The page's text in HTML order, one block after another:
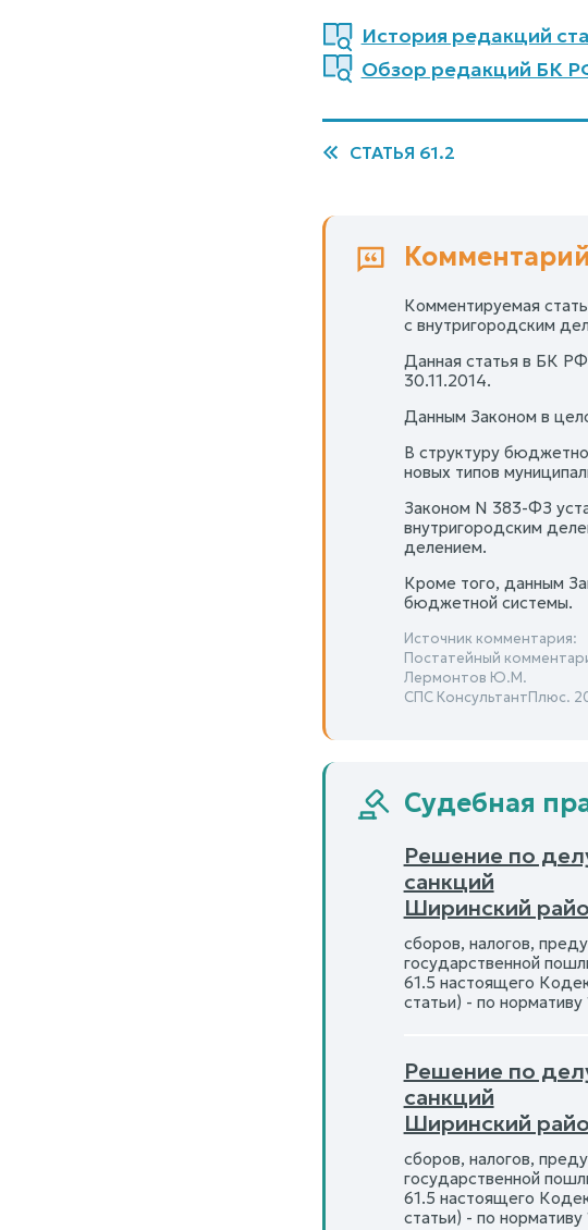
История редакций
Обзор редакций БК
СТАТЬЯ 61.2
Комментируемая
с внутригородским
Данная статья в БК
30.11.2014.
Данным Законом в
В структуру
новых типов
Законом N 383-ФЗ
внутригородским
делением.
Кроме того, данным
бюджетной системы.
Источник комментария:
Постатейный
Лермонтов Ю.М.
СПС КонсультантПлюс.
Судебная
Решение по
санкций
Ширинский
сборов, налогов,
государственной
61.5 настоящего
статьи) - по
Решение по
санкций
Ширинский
сборов, налогов,
государственной
61.5 настоящего
статьи) - по